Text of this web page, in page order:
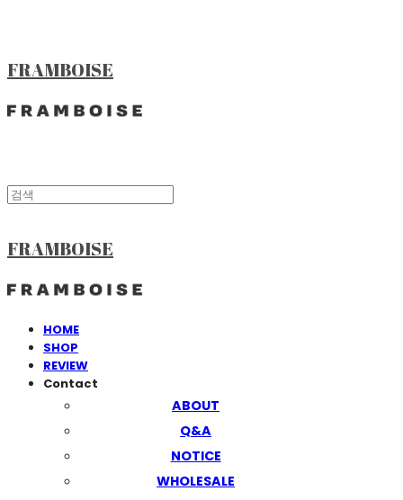
FRAMBOISE
FRAMBOISE
HOME
SHOP
REVIEW
Contact
ABOUT
Q&A
NOTICE
WHOLESALE